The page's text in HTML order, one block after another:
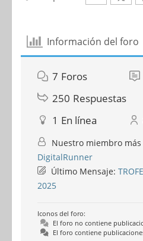
Información del foro
7 Foros
250 Respuestas
1 En línea
Nuestro miembro
DigitalRunner
Último Mensaje:
2025
Iconos del foro:
El foro no contiene
El foro contiene